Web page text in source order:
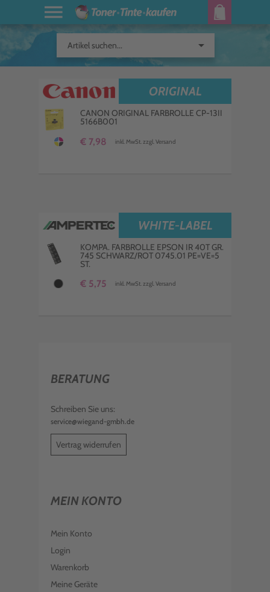
Artikel suchen... arrow_drop_down
ORIGINAL
CANON ORIGINAL FARBROLLE CP-13II
5166B001
€ 7,98 inkl. MwSt. zzgl. Versand
WHITE-LABEL
KOMPA. FARBROLLE EPSON IR 40T GR.
745 SCHWARZ/ROT 0745.01 PE=VE=5
ST.
€ 5,75 inkl. MwSt. zzgl. Versand
BERATUNG
Schreiben Sie uns:
service@wiegand-gmbh.de
Vertrag widerrufen
MEIN KONTO
Mein Konto
Login
Warenkorb
Meine Geräte